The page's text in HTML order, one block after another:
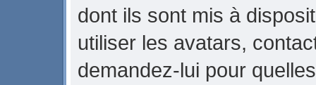
dont ils sont mis à
utiliser les avatars,
demandez-lui pour